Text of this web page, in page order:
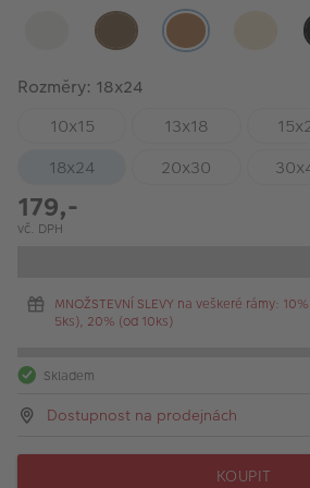
Rozměry: 18x24
10x15
13x18
18x24
20x30
179,-
vč. DPH
MNOŽSTEVNÍ SLEVY na veškeré rámy:
5ks), 20% (od 10ks)
Skladem
Dostupnost na prodejnách
KOUPIT